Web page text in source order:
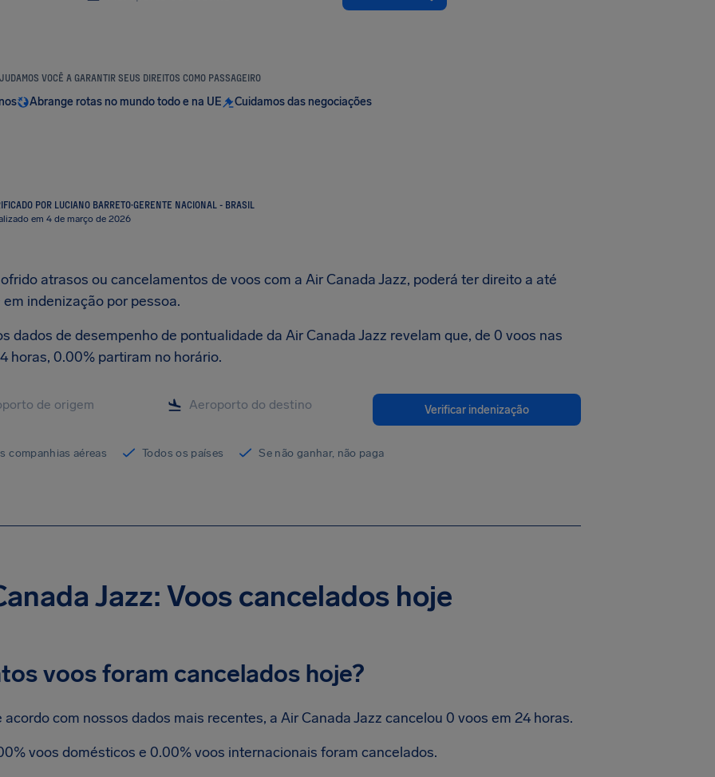
VOCÊ A GARANTIR SEUS DIREITOS COMO PASSAGEIRO
Abrange rotas no mundo todo e na UE Cuidamos das negociações
POR LUCIANO BARRETO·GERENTE NACIONAL - BRASIL
em 4 de março de 2026
atrasos ou cancelamentos de voos com a Air Canada Jazz, poderá ter direito a até
em indenização por pessoa.
dados de desempenho de pontualidade da Air Canada Jazz revelam que, de 0 voos nas
horas, 0.00% partiram no horário.
Verificar indenização
companhias aéreas Todos os países Se não ganhar, não paga
Jazz: Voos cancelados hoje
voos foram cancelados hoje?
acordo com nossos dados mais recentes, a Air Canada Jazz cancelou 0 voos em 24 horas.
voos domésticos e 0.00% voos internacionais foram cancelados.